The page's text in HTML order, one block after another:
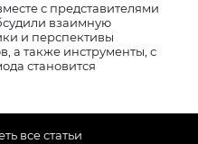
с представителями
взаимную
и перспективы
а также инструменты, с
становится
все статьи